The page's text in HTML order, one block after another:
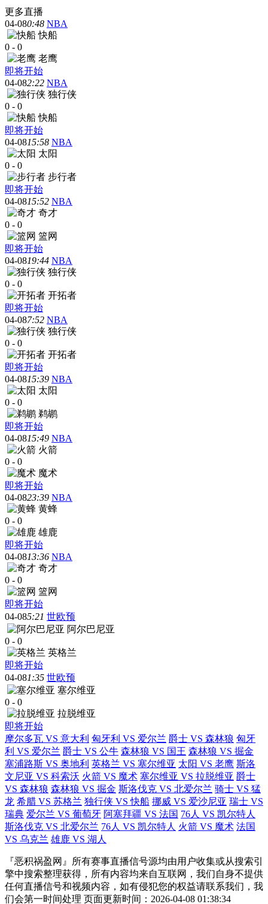
更多直播
04-080:48 NBA
快船
0 - 0
老鹰
即将开始
04-082:22 NBA
独行侠
0 - 0
快船
即将开始
04-0815:58 NBA
太阳
0 - 0
步行者
即将开始
04-0815:52 NBA
奇才
0 - 0
篮网
即将开始
04-0819:44 NBA
独行侠
0 - 0
开拓者
即将开始
04-087:52 NBA
独行侠
0 - 0
开拓者
即将开始
04-0815:39 NBA
太阳
0 - 0
鹈鹕
即将开始
04-0815:49 NBA
火箭
0 - 0
魔术
即将开始
04-0823:39 NBA
黄蜂
0 - 0
雄鹿
即将开始
04-0813:36 NBA
奇才
0 - 0
篮网
即将开始
04-085:21 世欧预
阿尔巴尼亚
0 - 0
英格兰
即将开始
04-081:35 世欧预
塞尔维亚
0 - 0
拉脱维亚
即将开始
摩尔多瓦 VS 意大利 匈牙利 VS 爱尔兰 爵士 VS 森林狼 匈牙
利 VS 爱尔兰 爵士 VS 公牛 森林狼 VS 国王 森林狼 VS 掘金
塞浦路斯 VS 奥地利 英格兰 VS 塞尔维亚 太阳 VS 老鹰 斯洛
文尼亚 VS 科索沃 火箭 VS 魔术 塞尔维亚 VS 拉脱维亚 爵士
VS 森林狼 森林狼 VS 掘金 斯洛伐克 VS 北爱尔兰 骑士 VS 猛
龙 希腊 VS 苏格兰 独行侠 VS 快船 挪威 VS 爱沙尼亚 瑞士 VS
瑞典 爱尔兰 VS 葡萄牙 阿塞拜疆 VS 法国 76人 VS 凯尔特人
斯洛伐克 VS 北爱尔兰 76人 VS 凯尔特人 火箭 VS 魔术 法国
VS 乌克兰 雄鹿 VS 湖人
『恶积祸盈网』所有赛事直播信号源均由用户收集或从搜索引
擎中搜索整理获得，所有内容均来自互联网，我们自身不提供
任何直播信号和视频内容，如有侵犯您的权益请联系我们，我
们会第一时间处理 页面更新时间：2026-04-08 01:38:34